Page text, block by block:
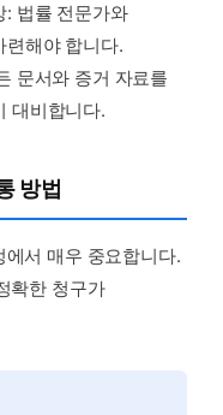
: 법률 전문가와
련해야 합니다.
문서와 증거 자료를
대비합니다.
방법
서 매우 중요합니다.
확한 청구가